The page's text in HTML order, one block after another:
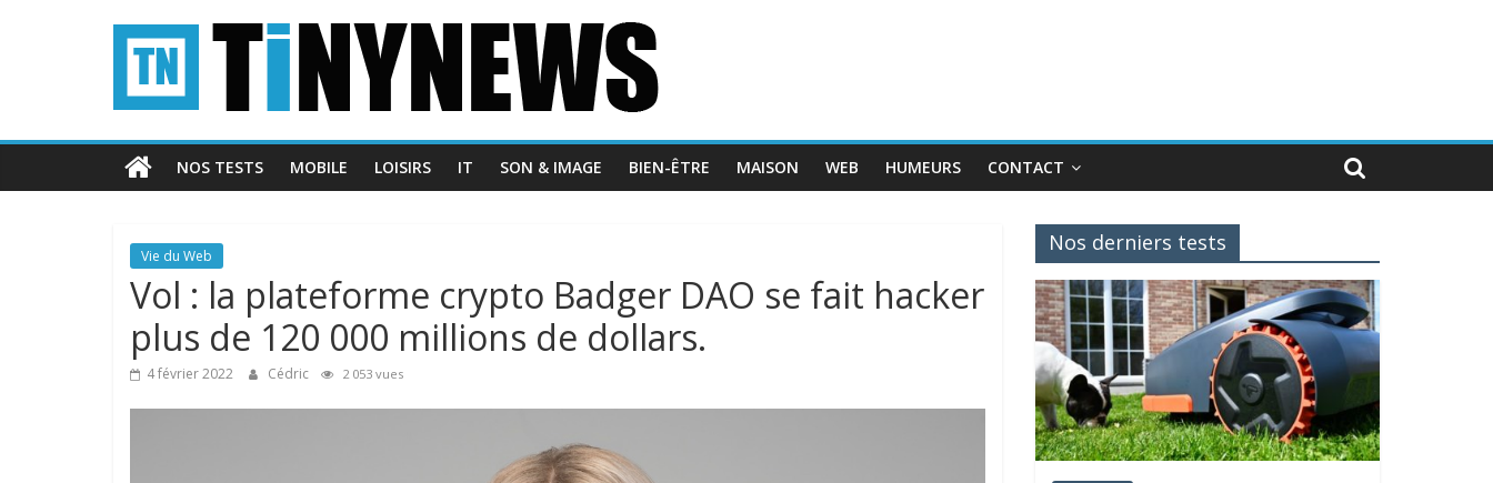
Tinynews
Le
belge
connectéNOS TESTS MOBILE LOISIRS IT SON & IMAGE BIEN-ÊTRE MAISON WEB HUMEURS CONTACT
Vie du Web
Vol : la plateforme crypto Badger DAO se fait hacker
plus de 120 000 millions de dollars.
4 février 2022 Cédric 2 053 vues
Nos derniers tests